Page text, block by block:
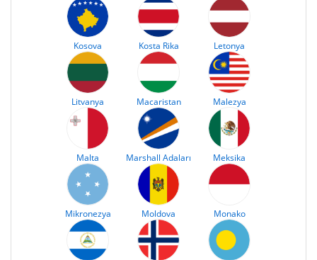
Kosova Kosta Rika Letonya
Litvanya Macaristan Malezya
Malta Marshall Adaları Meksika
Mikronezya Moldova Monako